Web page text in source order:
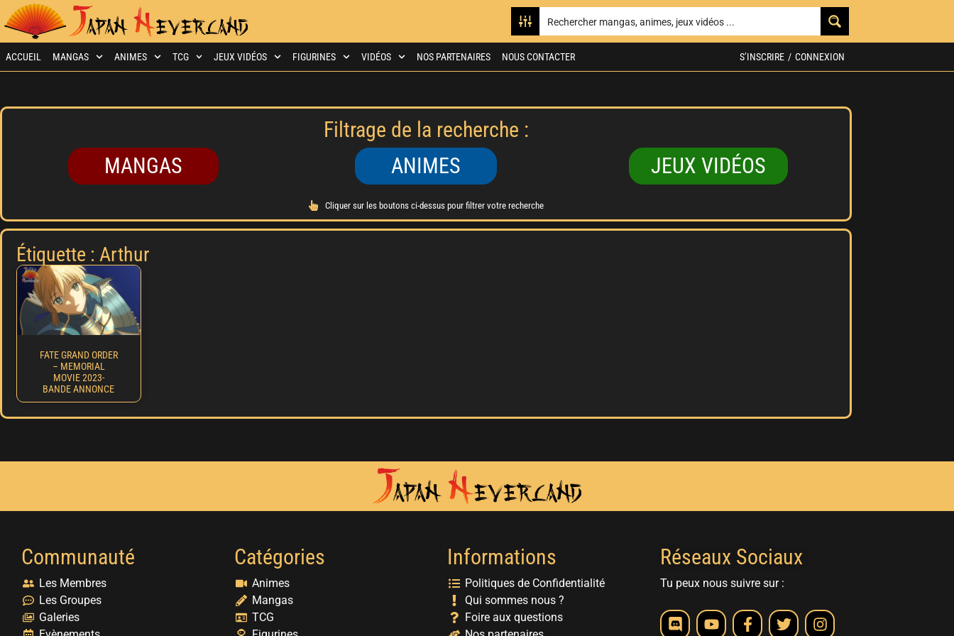
ACCUEIL MANGAS ANIMES TCG JEUX VIDÉOS FIGURINES VIDÉOS NOS PARTENAIRES NOUS CONTACTER S’INSCRIRE / CONNEXION
Filtrage de la recherche :
MANGAS
ANIMES JEUX VIDÉOS
Cliquer sur les boutons ci-dessus pour filtrer votre recherche
Étiquette : Arthur
FATE GRAND ORDER
– MEMORIAL
MOVIE 2023-
BANDE ANNONCE
Communauté
Les Membres
Les Groupes
Galeries
Catégories
Animes
Mangas
TCG
Informations
Politiques de Confidentialité
Qui sommes nous ?
Foire aux questions
Réseaux Sociaux
Tu peux nous suivre sur :